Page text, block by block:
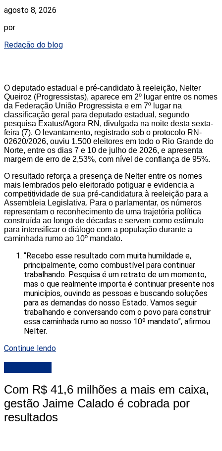
agosto 8, 2026
por
Redação do blog
O deputado estadual e pré-candidato à reeleição, Nelter
Queiroz (Progressistas), aparece em 2º lugar entre os nomes
da Federação União Progressista e em 7º lugar na
classificação geral para deputado estadual, segundo
pesquisa Exatus/Agora RN, divulgada na noite desta sexta-
feira (7). O levantamento, registrado sob o protocolo RN-
02620/2026, ouviu 1.500 eleitores em todo o Rio Grande do
Norte, entre os dias 7 e 10 de julho de 2026, e apresenta
margem de erro de 2,53%, com nível de confiança de 95%.
O resultado reforça a presença de Nelter entre os nomes
mais lembrados pelo eleitorado potiguar e evidencia a
competitividade de sua pré-candidatura à reeleição para a
Assembleia Legislativa. Para o parlamentar, os números
representam o reconhecimento de uma trajetória política
construída ao longo de décadas e servem como estímulo
para intensificar o diálogo com a população durante a
caminhada rumo ao 10º mandato.
“Recebo esse resultado com muita humildade e,
principalmente, como combustível para continuar
trabalhando. Pesquisa é um retrato de um momento,
mas o que realmente importa é continuar presente nos
municípios, ouvindo as pessoas e buscando soluções
para as demandas do nosso Estado. Vamos seguir
trabalhando e conversando com o povo para construir
essa caminhada rumo ao nosso 10º mandato”, afirmou
Nelter.
Continue lendo
Com R$ 41,6 milhões a mais em caixa,
gestão Jaime Calado é cobrada por
resultados